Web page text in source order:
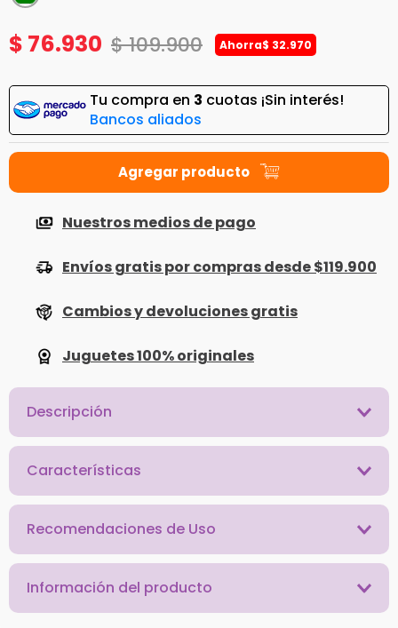
$ 76.930 $109.900 Ahorra$ 32.970
Tu compra en 3 cuotas ¡Sin interés!
Bancos aliados
Nuestros medios de pago
Envíos gratis por compras desde $119.900
Cambios y devoluciones gratis
Juguetes 100% originales
Descripción
Características
Recomendaciones de Uso
Información del producto